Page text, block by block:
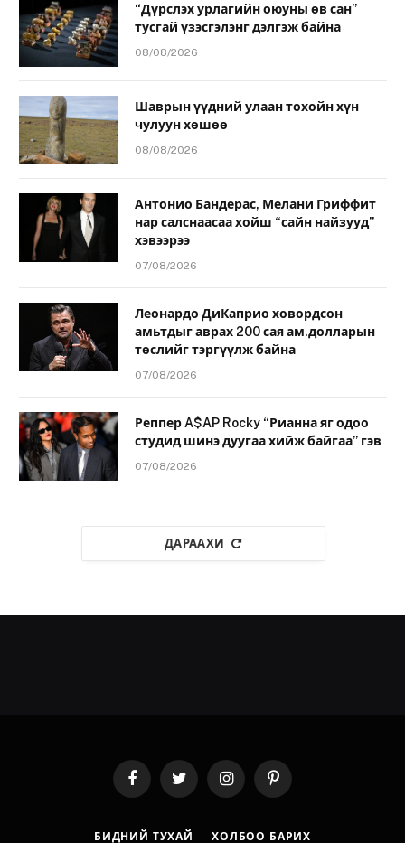
“Дүрслэх урлагийн оюуны өв сан”
тусгай үзэсгэлэнг дэлгэж байна
08/08/2026
Шаврын үүдний улаан тохойн хүн
чулуун хөшөө
08/08/2026
Антонио Бандерас, Мелани Гриффит
нар салснаасаа хойш “сайн найзууд”
хэвээрээ
07/08/2026
Леонардо ДиКаприо ховордсон
амьтдыг аврах 200 сая ам.долларын
төслийг тэргүүлж байна
07/08/2026
Реппер A$AP Rocky “Рианна яг одоо
студид шинэ дуугаа хийж байгаа” гэв
07/08/2026
ДАРААХИ
FacebookTwitter InstagramPinterest
БИДНИЙ ТУХАЙ ХОЛБОО БАРИХ